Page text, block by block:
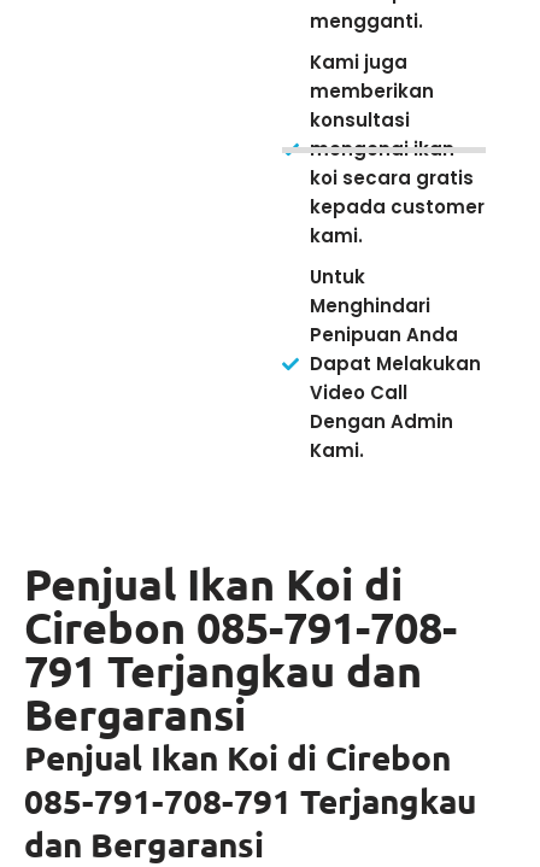
mengganti.
Kami juga
memberikan
konsultasi
mengenai ikan
koi secara gratis
kepada customer
kami.
Untuk
Menghindari
Penipuan Anda
Dapat Melakukan
Video Call
Dengan Admin
Kami.
Penjual Ikan Koi di
Cirebon 085-791-708-
791 Terjangkau dan
Bergaransi
Penjual Ikan Koi di Cirebon
085-791-708-791 Terjangkau
dan Bergaransi